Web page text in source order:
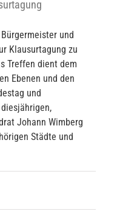
und
Klausurtagung zu
Treffen dient dem
Ebenen und den
und
Johann Wimberg
Städte und